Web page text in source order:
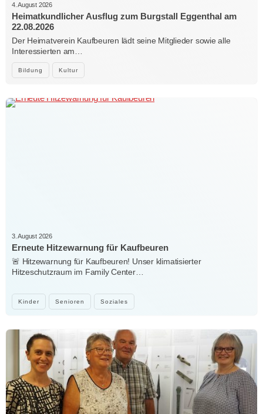
Bildung Kultur
4. August 2026
Heimatkundlicher Ausflug zum Burgstall Eggenthal am
22.08.2026
Der Heimatverein Kaufbeuren lädt seine Mitglieder sowie alle
Interessierten am…
Kinder Senioren Soziales
3. August 2026
Erneute Hitzewarnung für Kaufbeuren
🚨 Hitzewarnung für Kaufbeuren! Unser klimatisierter
Hitzeschutzraum im Family Center…